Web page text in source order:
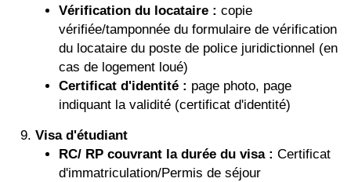
Vérification du locataire : copie
vérifiée/tamponnée du formulaire de vérification
du locataire du poste de police juridictionnel (en
cas de logement loué)
Certificat d'identité : page photo, page
indiquant la validité (certificat d'identité)
Visa d'étudiant
RC/ RP couvrant la durée du visa : Certificat
d'immatriculation/Permis de séjour